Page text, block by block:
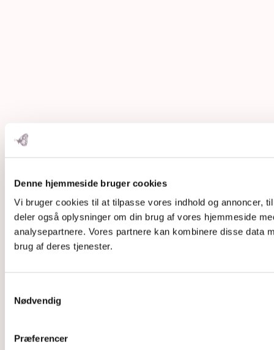
Denne hjemmeside bruger cookies
Vi bruger cookies til at tilpasse vores indhold og annoncer,
deler også oplysninger om din brug af vores hjemmeside
analysepartnere. Vores partnere kan kombinere disse data
brug af deres tjenester.
Nødvendig
Præferencer